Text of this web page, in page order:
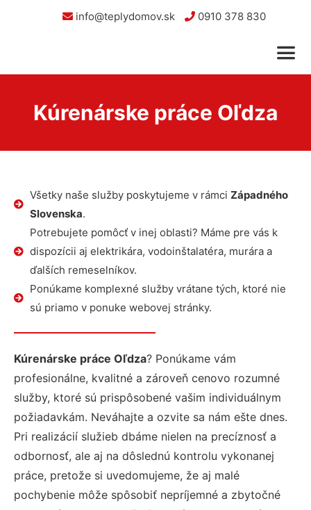
info@teplydomov.sk 0910 378 830
Kúrenárske práce Oľdza
Všetky naše služby poskytujeme v rámci Západného
Slovenska.
Potrebujete pomôcť v inej oblasti? Máme pre vás k
dispozícii aj elektrikára, vodoinštalatéra, murára a
ďalších remeselníkov.
Ponúkame komplexné služby vrátane tých, ktoré nie
sú priamo v ponuke webovej stránky.
Kúrenárske práce Oľdza? Ponúkame vám
profesionálne, kvalitné a zároveň cenovo rozumné
služby, ktoré sú prispôsobené vašim individuálnym
požiadavkám. Neváhajte a ozvite sa nám ešte dnes.
Pri realizácií služieb dbáme nielen na precíznosť a
odbornosť, ale aj na dôslednú kontrolu vykonanej
práce, pretože si uvedomujeme, že aj malé
pochybenie môže spôsobiť nepríjemné a zbytočné